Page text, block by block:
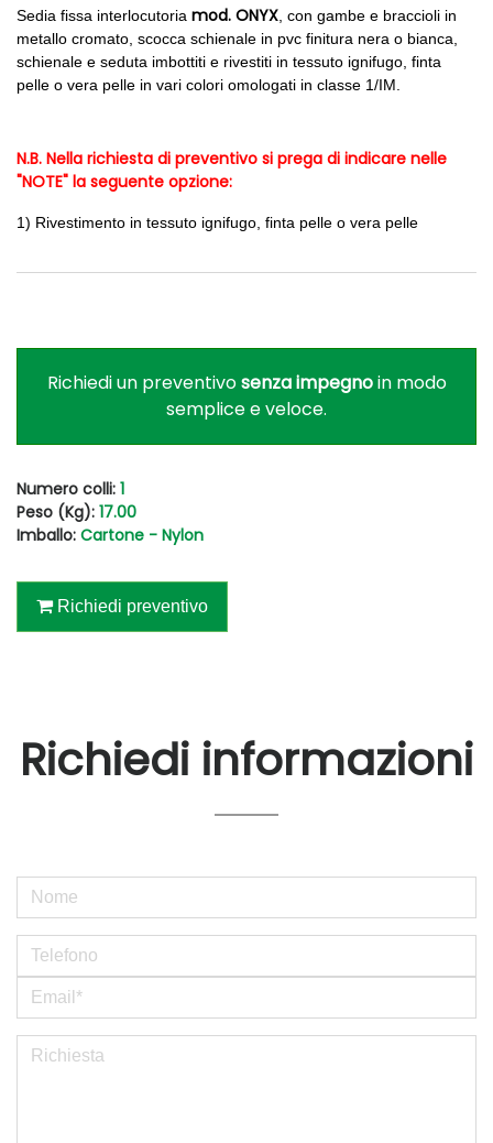
Sedia fissa interlocutoria mod. ONYX , con gambe e braccioli in
metallo cromato, scocca schienale in pvc finitura nera o bianca,
schienale e seduta imbottiti e rivestiti in tessuto ignifugo, finta
pelle o vera pelle in vari colori omologati in classe 1/IM.
N.B. Nella richiesta di preventivo si prega di indicare nelle
"NOTE" la seguente opzione:
1) Rivestimento in tessuto ignifugo, finta pelle o vera pelle
Richiedi un preventivosenza impegnoin modo
semplice e veloce.
Numero colli: 1
Peso (Kg): 17.00
Imballo: Cartone - Nylon
Richiedi preventivo
Richiedi informazioni